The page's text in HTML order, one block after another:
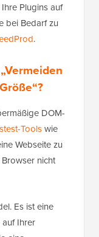
Plugins auf
bei Bedarf zu
.
DOM-
Toolswie
Webseite zu
nicht
Es ist eine
Ihrer